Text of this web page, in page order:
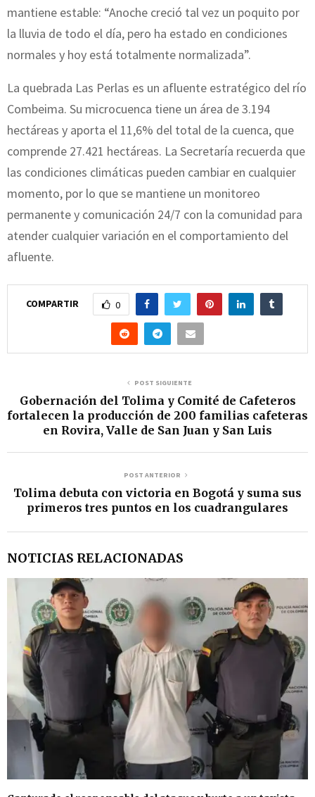
mantiene estable: “Anoche creció tal vez un poquito por
la lluvia de todo el día, pero ha estado en condiciones
normales y hoy está totalmente normalizada”.
La quebrada Las Perlas es un afluente estratégico del río
Combeima. Su microcuenca tiene un área de 3.194
hectáreas y aporta el 11,6% del total de la cuenca, que
comprende 27.421 hectáreas. La Secretaría recuerda que
las condiciones climáticas pueden cambiar en cualquier
momento, por lo que se mantiene un monitoreo
permanente y comunicación 24/7 con la comunidad para
atender cualquier variación en el comportamiento del
afluente.
COMPARTIR 0
POST SIGUIENTE
Gobernación del Tolima y Comité de Cafeteros
fortalecen la producción de 200 familias cafeteras
en Rovira, Valle de San Juan y San Luis
POST ANTERIOR
Tolima debuta con victoria en Bogotá y suma sus
primeros tres puntos en los cuadrangulares
NOTICIAS RELACIONADAS